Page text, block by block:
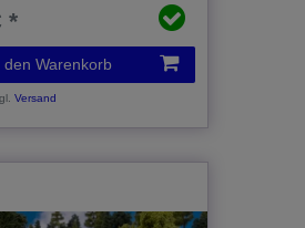
*
den Warenkorb
Versand